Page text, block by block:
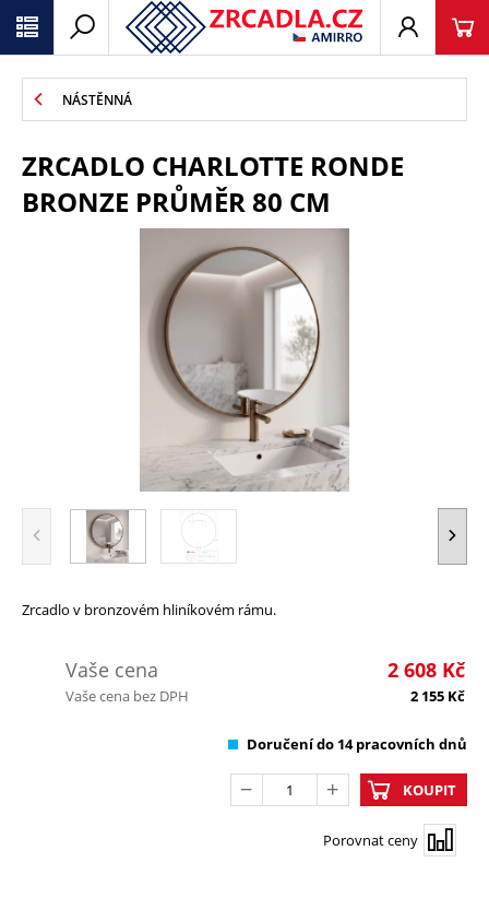
NÁSTĚNNÁ
ZRCADLO CHARLOTTE RONDE
BRONZE PRŮMĚR 80 CM
Zrcadlo v bronzovém hliníkovém rámu.
Vaše cena 2 608 Kč
Vaše cena bez DPH 2 155 Kč
Doručení do 14 pracovních dnů
Porovnat ceny
KOUPIT